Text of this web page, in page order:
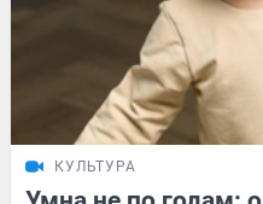
КУЛЬТУРА